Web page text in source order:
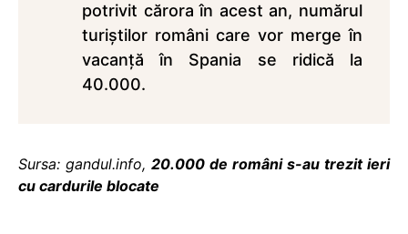
potrivit cărora în acest an, numărul
turiştilor români care vor merge în
vacanţă în Spania se ridică la
40.000.
Sursa: gandul.info, 20.000 de români s-au trezit ieri
cu cardurile blocate